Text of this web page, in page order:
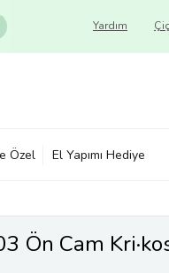
Yardım
Özel El Yapımı Hediye
Ön Cam